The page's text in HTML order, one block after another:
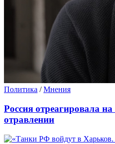
Политика /Мнения
Россия отреагировала
отравлении